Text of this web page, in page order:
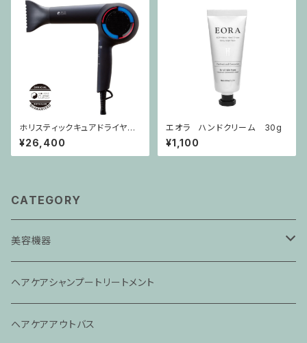
ホリスティックキュアドライヤー
Rp. [国内専用]
¥26,400
エオラ ハンドクリーム 30g
¥1,100
CATEGORY
美容機器
ドライヤー
アイロン
ヘアケアシャンプートリートメント
ヘアケアアウトバス